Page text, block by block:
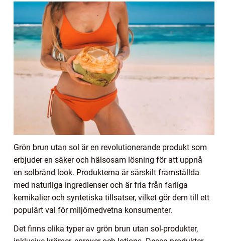
Grön brun utan sol är en revolutionerande produkt som
erbjuder en säker och hälsosam lösning för att uppnå
en solbränd look. Produkterna är särskilt framställda
med naturliga ingredienser och är fria från farliga
kemikalier och syntetiska tillsatser, vilket gör dem till ett
populärt val för miljömedvetna konsumenter.
Det finns olika typer av grön brun utan sol-produkter,